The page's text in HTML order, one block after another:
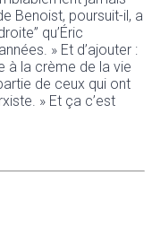
Benoist, poursuit-il, a
qu’Éric
» Et d’ajouter :
à la crème de la vie
de ceux qui ont
» Et ça c’est